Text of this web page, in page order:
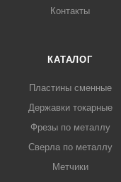
Контакты
КАТАЛОГ
Пластины сменные
Державки токарные
Фрезы по металлу
Сверла по металлу
Метчики